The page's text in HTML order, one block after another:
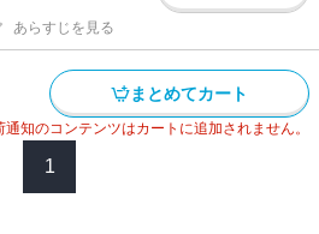
あらすじを見る
まとめてカート
知のコンテンツはカートに追加されません。
1